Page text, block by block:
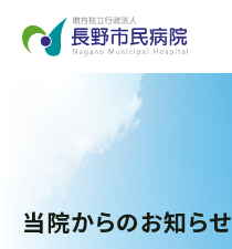
当院からのお知らせ